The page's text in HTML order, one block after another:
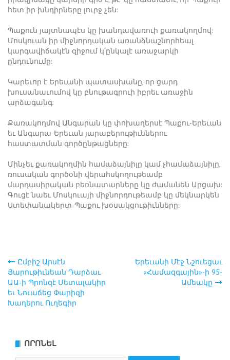
հետ իր խնդիրները լուրջ չեն:
Պաքուն յայտնապէս կը խանդավառուի քառակողմով:
Մոսկուան իր միջնորդական առանձնաշնորհեալ
կարգավիճակէն զիջում կ՛ընկալէ առաջարկի
ընդունումը:
Կարեւոր է Երեւանի պատասխանը, որ ցարդ
խուսանաւումով կը բնութագրուի իբրեւ առաջին
արձագանգ:
Քառակողմով Անգարան կը փոխաղերսէ Պաքու-Երեւան
եւ Անգարա-Երեւան յարաբերութիւններու
հաստատման գործընթացները:
Մինչեւ քառակողմին համաձայնիլը կամ չհամաձայնիլը,
ռուսական գործօնի վերահսկողութեամբ
մարդասիրական բեռնատարները կը ժամանեն Արցախ:
Գուցէ նաեւ Մոսկուայի միջնորդութեամբ կը մեկնարկեն
Ստեփանակերտ-Պաքու խօսակցութիւնները:
Post
navigation
Ըմբիշ Արսէն
Յարութիւնեան Դարձաւ
ԱԱ-ի Պրոնզէ Մետալակիր
եւ Նուաճեց Փարիզի
Խաղերու Ուղեգիր
Երեւանի Մէջ Նշուեցաւ
«Համազգային»-ի 95-
Ամեակը
ՈՐՈՆԵԼ